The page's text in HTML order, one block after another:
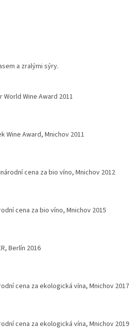
a zralými sýry.
World Wine Award 2011
Wine Award, Mnichov 2011
cena za bio víno, Mnichov 2012
cena za bio víno, Mnichov 2015
Berlín 2016
cena za ekologická vína, Mnichov 2017
cena za ekologická vína, Mnichov 2019